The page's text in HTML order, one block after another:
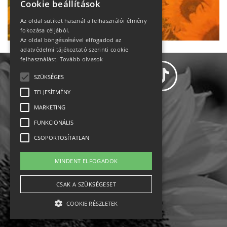
Ne maradj le!
Állásajánlatok
Impresszum-kapcsolat
Jogi nyilatkozat
Cookie beállítások
Az oldal sütiket használ a felhasználói élmény
fokozása céljából.
Az oldal böngészésével elfogadod az
adatvédelmi tájékoztató szerinti cookie
felhasználást. Tovább olvasok
SZÜKSÉGES
TELJESÍTMÉNY
MARKETING
FUNKCIONÁLIS
CSOPORTOSÍTATLAN
MINDENT ELFOGADOK
CSAK A SZÜKSÉGESET
COOKIE RÉSZLETEK